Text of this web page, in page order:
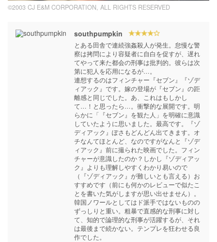
©2003 CJ E&M CORPORATION, ALL RIGHTS RESERVED
southpumpkin
とある田舎で連続強姦殺人が発生。怠慢な警
察は拷問により容疑者に自白を促すが、遅れ
てやって来た都会の刑事は批判的。彼らは次
第に犯人を応用になるが…。
連想するのはフィンチャー『セブン』『ゾデ
ィアック』です。嫁の登場が『セブン』の距
離感と同じでした。あ、これはもしかし
て…！と思ったら…。衝撃的な展開です。明
らかに「『セブン』を観た人」を明確に意識
していたように思いました。最高です。『ゾ
ディアック』ぽさもどんどん出てきます。オ
チなんてほとんど、なのですがなんと『ゾデ
ィアック』前に撮られた映画でした。フィン
チャーが意識したのか？しかし『ゾディアッ
ク』よりも理解しやすくわかり易いので
（『ゾディアック』が難しいとも言える）お
すすめです（前にも何かのレビューで似たこ
とを書いた気がしますが思い出せません）。
韓国ノワールとしてはド派手ではないものの
ずっしりと重い。粗暴で直感的な刑事に対し
て、知的で論理的な刑事が活躍するが、それ
は最後まで続かない。テンプレを狂わせる良
作でした。